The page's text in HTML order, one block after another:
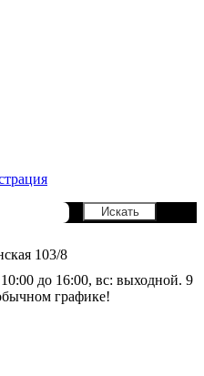
103/8
до 16:00, вс: выходной. 9
графике!